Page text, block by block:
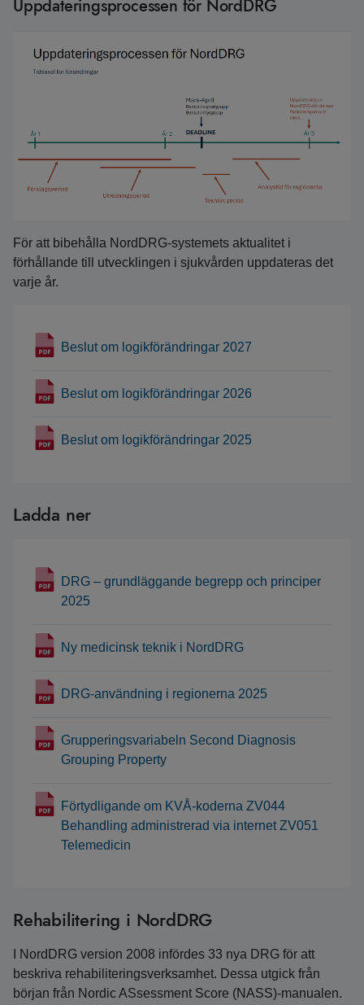
Uppdateringsprocessen för NordDRG
För att bibehålla NordDRG-systemets aktualitet i
förhållande till utvecklingen i sjukvården uppdateras det
varje år.
Beslut om logikförändringar 2027
Beslut om logikförändringar 2026
Beslut om logikförändringar 2025
Ladda ner
DRG – grundläggande begrepp och principer
2025
Ny medicinsk teknik i NordDRG
DRG-användning i regionerna 2025
Grupperingsvariabeln Second Diagnosis
Grouping Property
Förtydligande om KVÅ-koderna ZV044
Behandling administrerad via internet ZV051
Telemedicin
Rehabilitering i NordDRG
I NordDRG version 2008 infördes 33 nya DRG för att
beskriva rehabiliteringsverksamhet. Dessa utgick från
början från Nordic ASsessment Score (NASS)-manualen.